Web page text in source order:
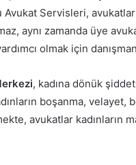
Servisleri,
aynı zamanda üye
olmak için
, kadına dönük
boşanma, velayet,
avukatlar kadınların